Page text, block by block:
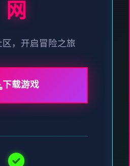
网
，开启冒险之旅
下载游戏